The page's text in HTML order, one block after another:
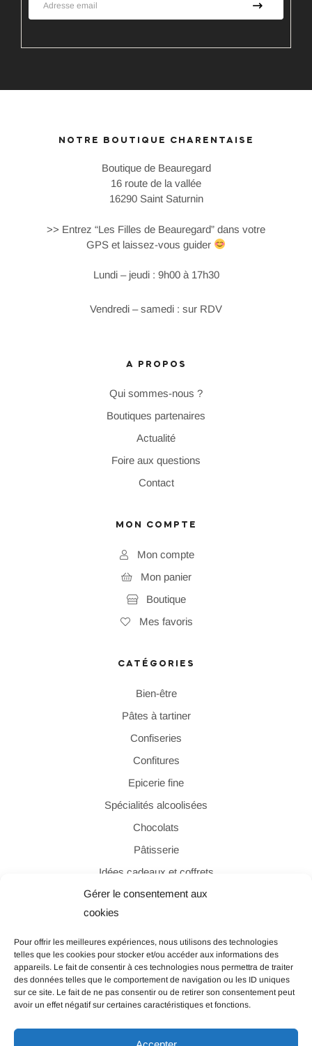
Gérer le consentement aux
cookies
Pour offrir les meilleures expériences, nous utilisons des technologies
telles que les cookies pour stocker et/ou accéder aux informations des
appareils. Le fait de consentir à ces technologies nous permettra de traiter
des données telles que le comportement de navigation ou les ID uniques
sur ce site. Le fait de ne pas consentir ou de retirer son consentement peut
avoir un effet négatif sur certaines caractéristiques et fonctions.
NOTRE BOUTIQUE CHARENTAISE
Boutique de Beauregard
16 route de la vallée
16290 Saint Saturnin
>> Entrez “Les Filles de Beauregard” dans votre
GPS et laissez-vous guider
Lundi – jeudi : 9h00 à 17h30
Vendredi – samedi : sur RDV
A PROPOS
Qui sommes-nous ?
Boutiques partenaires
Actualité
Foire aux questions
Contact
MON COMPTE
Mon compte
Mon panier
Boutique
Mes favoris
CATÉGORIES
Bien-être
Pâtes à tartiner
Confiseries
Confitures
Epicerie fine
Spécialités alcoolisées
Chocolats
Pâtisserie
Idées cadeaux et coffrets
PAIEMENT SÉCURISÉ
© Les Filles de Beauregard – Tous droits réservés |